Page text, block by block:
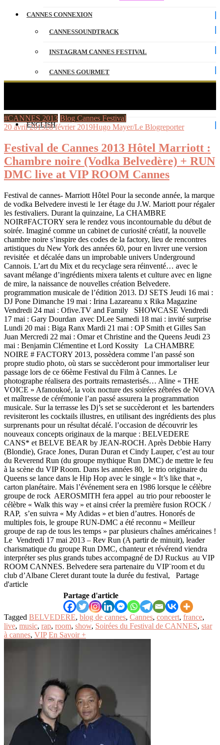
CANNES CONNEXION
CANNESSOUNDTRACK
INSTAGRAM CANNES FESTIVAL
CANNES GOURMET
ENGLISH
#CANNES 2013 Blog Cannes Festival
20 avril 201328 février 2019Hugo Mayer/Le Blogreporter
Festival de Cannes 2013 Hôtel Marriott :
Chambre noire (Vodka Belvedère) + RUN
DMC live at VIP ROOM Cannes
Festival de cannes- Marriott Hôtel Pour la seconde année, la marque
de vodka Belvedere investi le 1er étage du J.W. Mariott pour régaler
les festivaliers. Durant la quinzaine, La CHAMBRE
NOIR#FACTORY sera le rendez vous incontournable du début de
soirée. Imaginé comme un cabinet de curiosité créatif, la nouvelle
chambre noire s’inspire des codes de la factory, lieu de rencontres
artistiques du New York des années 60, pour en livrer une version
revisitée et décalée dans un improbable univers Underground
Cannois. L’art du Mix et du recyclage sera réinventé… avec le
savant mélange d’ingrédients mixera talents et culture avec en ligne
de mire, la naissance de nouvelles création Belvedere.
programmation musicale de l’édition 2013. DJ SETS Jeudi 16 mai :
DJ Pone Dimanche 19 mai : Irina Lazareanu x Rika Magazine
Vendredi 24 mai : Ofive.TV and Family SHOWCASE Vendredi
17 mai : Gary Dourdan avec DLee Samedi 18 mai : invité surprise
Lundi 20 mai : Biga Ranx Mardi 21 mai : OP Smith et Gilles San
Juan Mercredi 22 mai : Omar et Christine and the Queens Jeudi 23
mai : Benjamin Clémentine et Lord Kossity La CHAMBRE
NOIRE # FACTORY 2013, possèdera comme l’an passé son
propre studio photo, où stars se succèderont pour immortaliser leur
passage lors de ce 66ème Festival du Film à Cannes. Le
photographe réalisera des portraits remasterisés… Aline « THE
VOICE » Afanoukoé, la voix nocture des soirées zébrées de NOVA
et maîtresse de cérémonie l’an passé assurera la programmation
musicale. Sur la terrasse les Dj’s set se succèderont et les bartenders
revisiteront les cocktails illustres, en utilisant des ingrédients des plus
surprenants pour un résultat décalé. l’occasion de découvrir les
nouveaux concepts originaux de la marque : BELVEDERE
CANS* et BELVE BEAR by JEAN-ROCH. Après Debbie Harry
(Blondie), Grace Jones, Duran Duran et Cindy Lauper, c’est au tour
du Reverend Run (du groupe mythique Run DMC) de mettre le feu
à la scène du VIP Room. Dans les années 80, le trio originaire du
Queens se lance dans le Hip Hop avec le single « It’s like that »,
carton planétaire. Mais l’événement sera en 1986 lorsque le célèbre
groupe de rock AEROSMITH fera appel au trio pour rebooster le
célèbre « Walk this way » et ainsi créer la première fusion ROCK /
RAP, s’en suivra « My Adidas » et bien d’autres. Honorés de
multiples fois, le groupe RUN-DMC a été reconnu « Meilleur
groupe de rap de tous les temps » par plusieurs chaînes américaines !
Le Vendredi 17 mai 2013 – Rev Run (A partir de minuit), leader
charismatique du groupe Run DMC, chanteur et révérend viendra
interpréter ses plus grands tubes accompagné de DJ Ruckus au VIP
ROOM CANNES. Belvedere sera partenaire du VIP¨room et du
club d’Albane Cleret durant toute la durée du festival, Partage
d'article
Partage d'article
Tagged BELVEDERE, blog de cannes, Cannes, concert, france,
live, music, rap, room, show, Soirées du Festival de CANNES, star
à cannes, VIP En Savoir +